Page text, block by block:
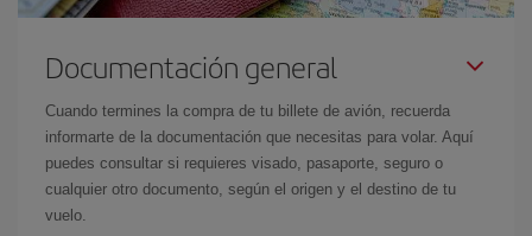
Documentación general
Cuando termines la compra de tu billete de avión, recuerda
informarte de la documentación que necesitas para volar. Aquí
puedes consultar si requieres visado, pasaporte, seguro o
cualquier otro documento, según el origen y el destino de tu
vuelo.